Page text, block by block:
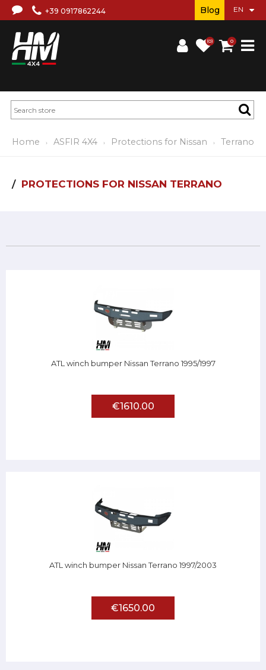
+39 0917862244
(0) 0
Blog
Home ASFIR 4X4 Protections for Nissan Terrano
PROTECTIONS FOR NISSAN TERRANO
ATL winch bumper Nissan Terrano 1995/1997
€1610.00
ATL winch bumper Nissan Terrano 1997/2003
€1650.00